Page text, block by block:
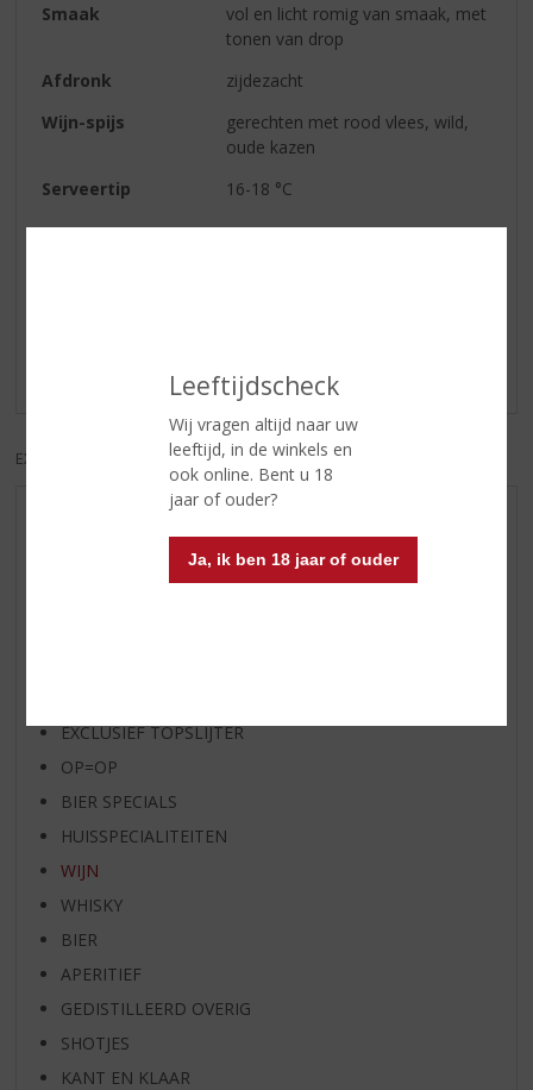
Leeftijdscheck
Wij vragen altijd naar uw
leeftijd, in de winkels en
ook online. Bent u 18
jaar of ouder?
Ja, ik ben 18 jaar of ouder
Smaak
vol en licht romig van smaak, met
tonen van drop
Afdronk
zijdezacht
Wijn-spijs
gerechten met rood vlees, wild,
oude kazen
Serveertip
16-18 °C
Er zijn nog geen reviews geplaatst voor dit product
EXCL. BTW INCL. BTW
WIJN VAN DE MAAND
EXCLUSIEF TOPSLIJTER
OP=OP
BIER SPECIALS
HUISSPECIALITEITEN
WIJN
WHISKY
BIER
APERITIEF
GEDISTILLEERD OVERIG
SHOTJES
KANT EN KLAAR